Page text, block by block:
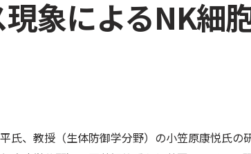
象によるNK細
氏、教授（生体防御学分野）の小笠原康悦氏の